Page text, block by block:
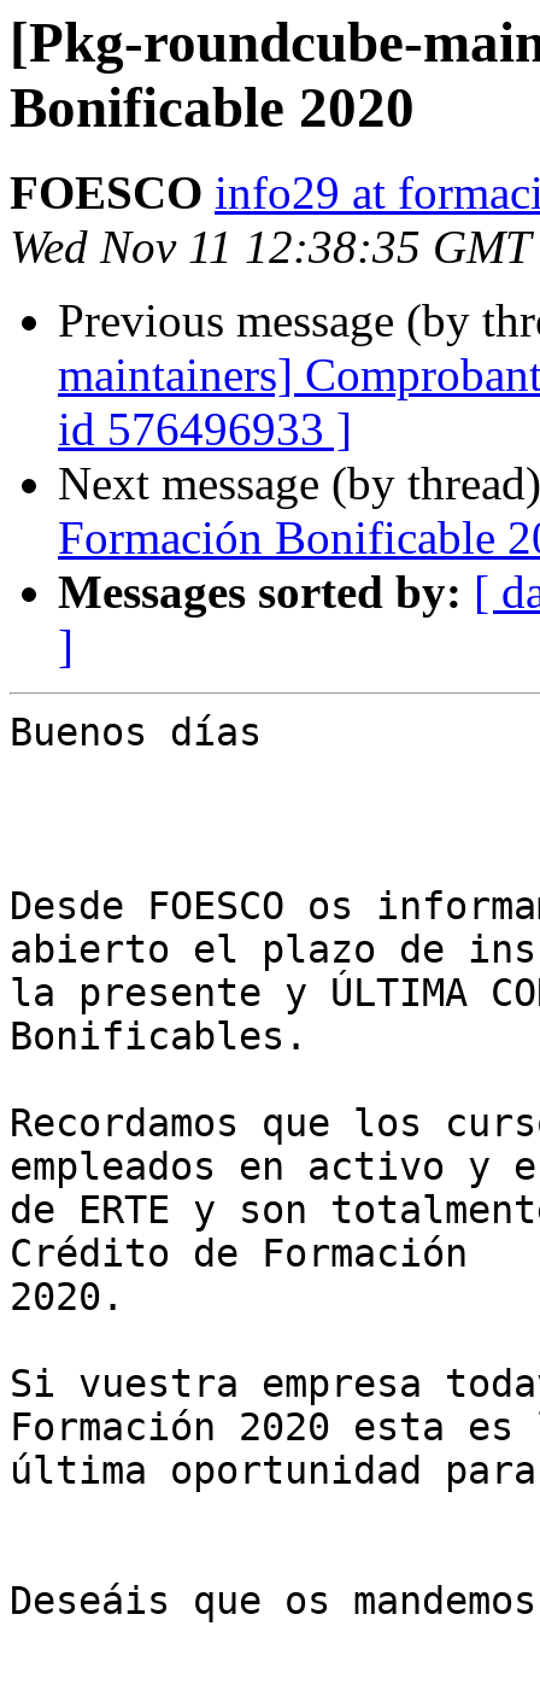
[Pkg-roundcube-
Bonificable 2020
FOESCO info29 at
Wed Nov 11 12:38:35
Previous message (by
maintainers]
id 576496933 ]
Next message (by
Formación Bonificable
Messages sorted by: [
]
Buenos días
Desde FOESCO os
abierto el plazo de
la presente y ÚLTIMA
Bonificables.
Recordamos que los
empleados en activo y
de ERTE y son
Crédito de Formación
2020.
Si vuestra empresa
Formación 2020 esta es
última oportunidad
Deseáis que os